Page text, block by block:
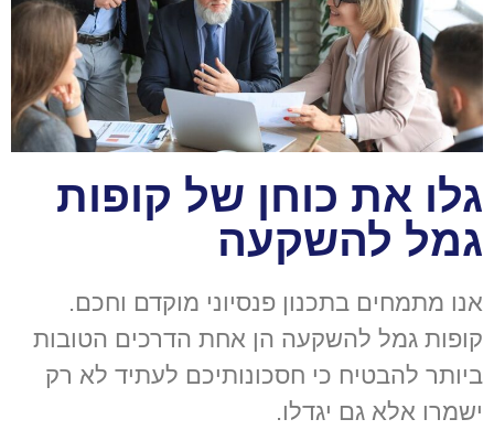
גלו את כוחן של קופות
גמל להשקעה
אנו מתמחים בתכנון פנסיוני מוקדם וחכם.
קופות גמל להשקעה הן אחת הדרכים הטובות
ביותר להבטיח כי חסכונותיכם לעתיד לא רק
ישמרו אלא גם יגדלו.